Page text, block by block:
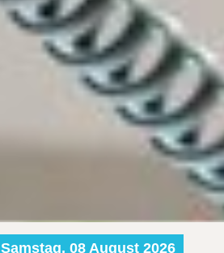
Samstag, 08 August 2026